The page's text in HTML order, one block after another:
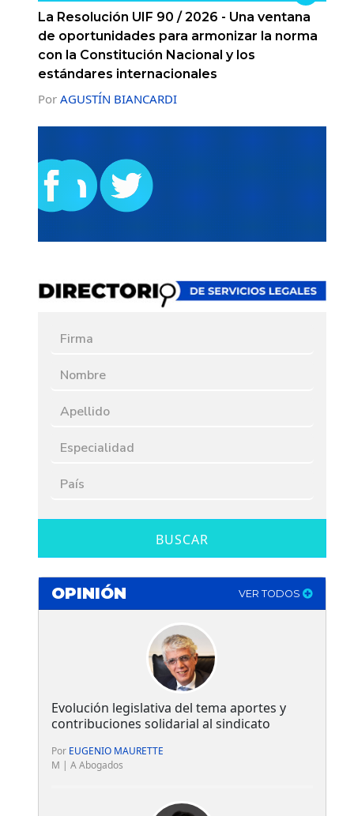
La Resolución UIF 90 / 2026 - Una ventana
de oportunidades para armonizar la norma
con la Constitución Nacional y los
estándares internacionales
Por AGUSTÍN BIANCARDI
BUSCAR
OPINIÓN VER TODOS
Evolución legislativa del tema aportes y
contribuciones solidarial al sindicato
Por EUGENIO MAURETTE
M | A Abogados